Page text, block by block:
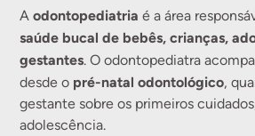
Aodontopediatria é a área
saúde bucal de bebês, crianças,
gestantes. O odontopediatra
desde o pré-natal odontológico,
gestante sobre os primeiros
adolescência.